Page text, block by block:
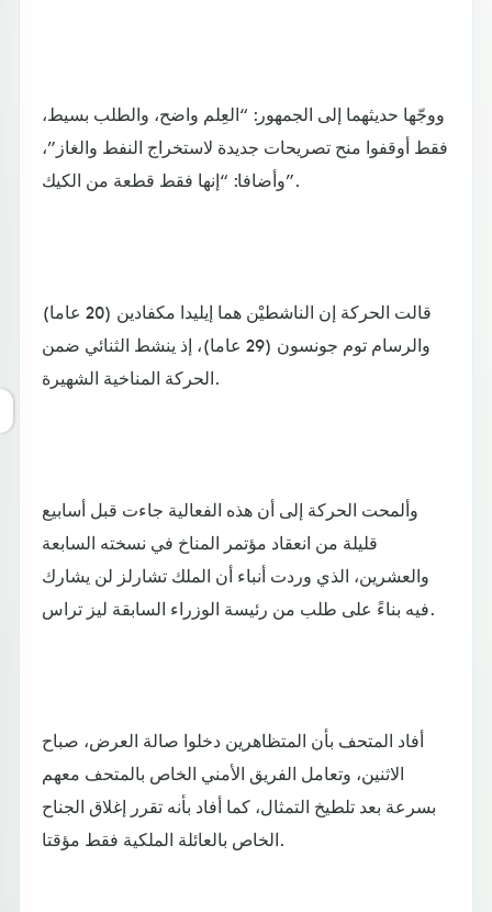
ووجّها حديثهما إلى الجمهور: “العِلم واضح، والطلب بسيط،
فقط أوقفوا منح تصريحات جديدة لاستخراج النفط والغاز”،
وأضافا: “إنها فقط قطعة من الكيك”.
قالت الحركة إن الناشطيْن هما إيليدا مكفادين (20 عاما)
والرسام توم جونسون (29 عاما)، إذ ينشط الثنائي ضمن
الحركة المناخية الشهيرة.
وألمحت الحركة إلى أن هذه الفعالية جاءت قبل أسابيع
قليلة من انعقاد مؤتمر المناخ في نسخته السابعة
والعشرين، الذي وردت أنباء أن الملك تشارلز لن يشارك
فيه بناءً على طلب من رئيسة الوزراء السابقة ليز تراس.
أفاد المتحف بأن المتظاهرين دخلوا صالة العرض، صباح
الاثنين، وتعامل الفريق الأمني الخاص بالمتحف معهم
بسرعة بعد تلطيخ التمثال، كما أفاد بأنه تقرر إغلاق الجناح
الخاص بالعائلة الملكية فقط مؤقتا.